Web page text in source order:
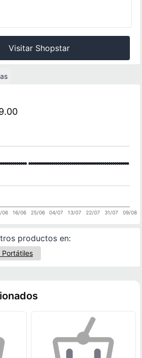
Visitar Shopstar
06 16/06 25/06 04/07 13/07 22/07 31/07 09/08
productos en:
Portátiles